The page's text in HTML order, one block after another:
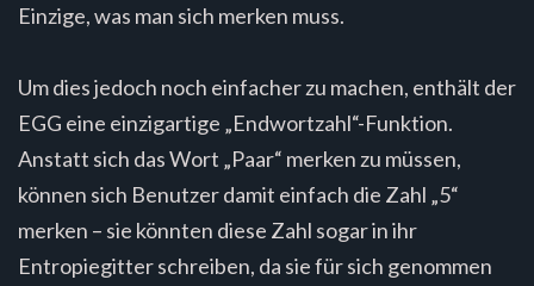
Einzige, was man sich merken muss.
Um dies jedoch noch einfacher zu machen, enthält der
EGG eine einzigartige „Endwortzahl“-Funktion.
Anstatt sich das Wort „Paar“ merken zu müssen,
können sich Benutzer damit einfach die Zahl „5“
merken – sie könnten diese Zahl sogar in ihr
Entropiegitter schreiben, da sie für sich genommen